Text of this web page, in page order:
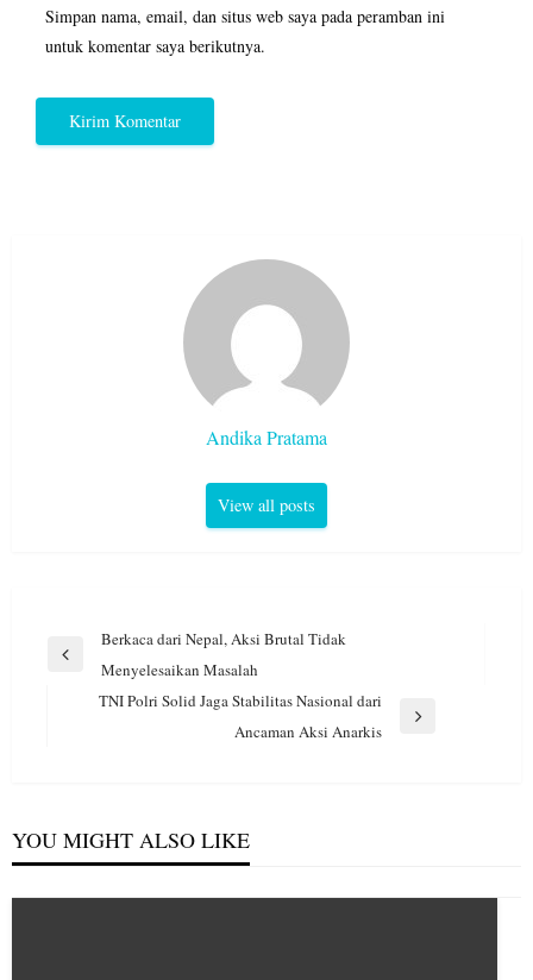
Simpan nama, email, dan situs web saya pada peramban ini
untuk komentar saya berikutnya.
Andika Pratama
View all posts
Navigasi
pos
Previous
Berkaca dari Nepal, Aksi Brutal Tidak
Menyelesaikan Masalah
TNI Polri Solid Jaga Stabilitas Nasional dari
Ancaman Aksi Anarkis
YOU MIGHT ALSO LIKE